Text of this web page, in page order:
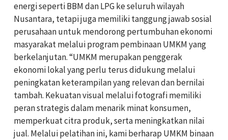
energi seperti BBM dan LPG ke seluruh wilayah
Nusantara, tetapi juga memiliki tanggung jawab sosial
perusahaan untuk mendorong pertumbuhan ekonomi
masyarakat melalui program pembinaan UMKM yang
berkelanjutan. “UMKM merupakan penggerak
ekonomi lokal yang perlu terus didukung melalui
peningkatan keterampilan yang relevan dan bernilai
tambah. Kekuatan visual melalui fotografi memiliki
peran strategis dalam menarik minat konsumen,
memperkuat citra produk, serta meningkatkan nilai
jual. Melalui pelatihan ini, kami berharap UMKM binaan